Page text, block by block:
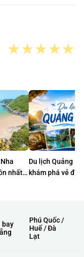
★★★★★
nhất
Du lịch Quảng
khám phá vẻ
bay
Phú Quốc /
Huế / Đà
Lạt